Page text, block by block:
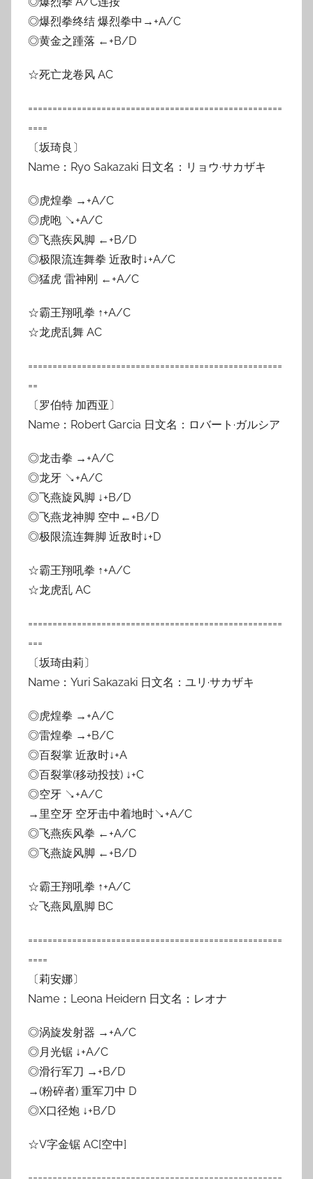
◎爆烈拳终结 爆烈拳中→+A/C
◎黄金之踵落 ←+B/D
☆死亡龙卷风 AC
====================================================
====
〔坂琦良〕
Name：Ryo Sakazaki 日文名：リョウ·サカザキ
◎虎煌拳 →+A/C
◎虎咆 ↘+A/C
◎飞燕疾风脚 ←+B/D
◎极限流连舞拳 近敌时↓+A/C
◎猛虎 雷神刚 ←+A/C
☆霸王翔吼拳 ↑+A/C
☆龙虎乱舞 AC
====================================================
==
〔罗伯特 加西亚〕
Name：Robert Garcia 日文名：ロバート·ガルシア
◎龙击拳 →+A/C
◎龙牙 ↘+A/C
◎飞燕旋风脚 ↓+B/D
◎飞燕龙神脚 空中←+B/D
◎极限流连舞脚 近敌时↓+D
☆霸王翔吼拳 ↑+A/C
☆龙虎乱 AC
====================================================
===
〔坂琦由莉〕
Name：Yuri Sakazaki 日文名：ユリ·サカザキ
◎虎煌拳 →+A/C
◎雷煌拳 →+B/C
◎百裂掌 近敌时↓+A
◎百裂掌(移动投技) ↓+C
◎空牙 ↘+A/C
→里空牙 空牙击中着地时↘+A/C
◎飞燕疾风拳 ←+A/C
◎飞燕旋风脚 ←+B/D
☆霸王翔吼拳 ↑+A/C
☆飞燕凤凰脚 BC
====================================================
====
〔莉安娜〕
Name：Leona Heidern 日文名：レオナ
◎涡旋发射器 →+A/C
◎月光锯 ↓+A/C
◎滑行军刀 →+B/D
→(粉碎者) 重军刀中 D
◎X口径炮 ↓+B/D
☆V字金锯 AC[空中]